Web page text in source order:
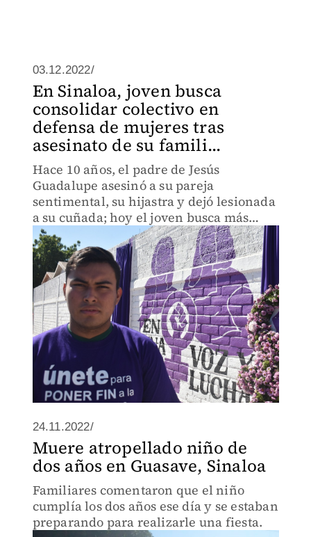
03.12.2022/
En Sinaloa, joven busca
consolidar colectivo en
defensa de mujeres tras
asesinato de su famili...
Hace 10 años, el padre de Jesús
Guadalupe asesinó a su pareja
sentimental, su hijastra y dejó lesionada
a su cuñada; hoy el joven busca más
protección para las mujeres.
24.11.2022/
Muere atropellado niño de
dos años en Guasave, Sinaloa
Familiares comentaron que el niño
cumplía los dos años ese día y se estaban
preparando para realizarle una fiesta.